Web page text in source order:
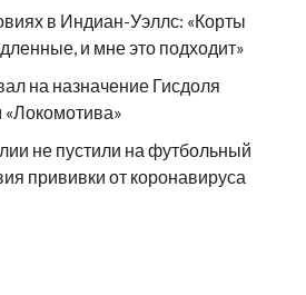
в Индиан-Уэллс: «Корты
и мне это подходит»
на назначение Гисдоля
не пустили на футбольный
прививки от коронавируса